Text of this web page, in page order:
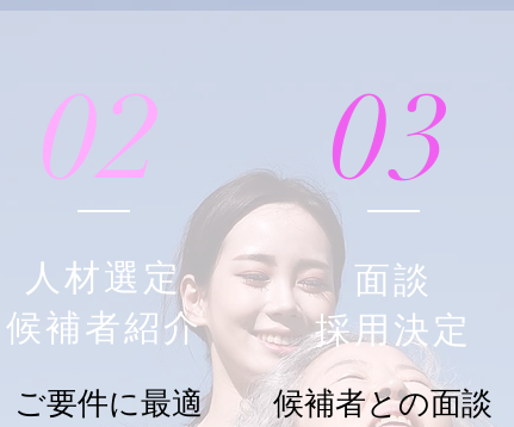
02
人材選定
候補者紹介
ご要件に最適
03
面談
採用決定
候補者との面談